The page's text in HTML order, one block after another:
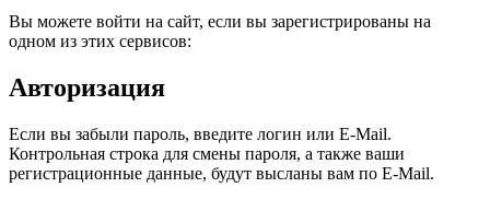
Вы можете войти на сайт, если вы зарегистрированы на
одном из этих сервисов:
Авторизация
Если вы забыли пароль, введите логин или E-Mail.
Контрольная строка для смены пароля, а также ваши
регистрационные данные, будут высланы вам по E-Mail.